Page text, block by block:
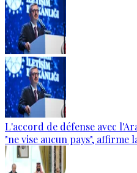
L'accord de défense avec
"ne vise aucun pays", affirme